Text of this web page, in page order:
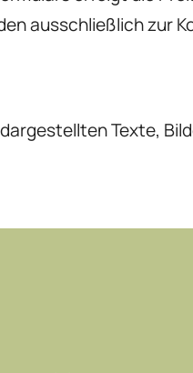
ausschließlich zur
Texte,